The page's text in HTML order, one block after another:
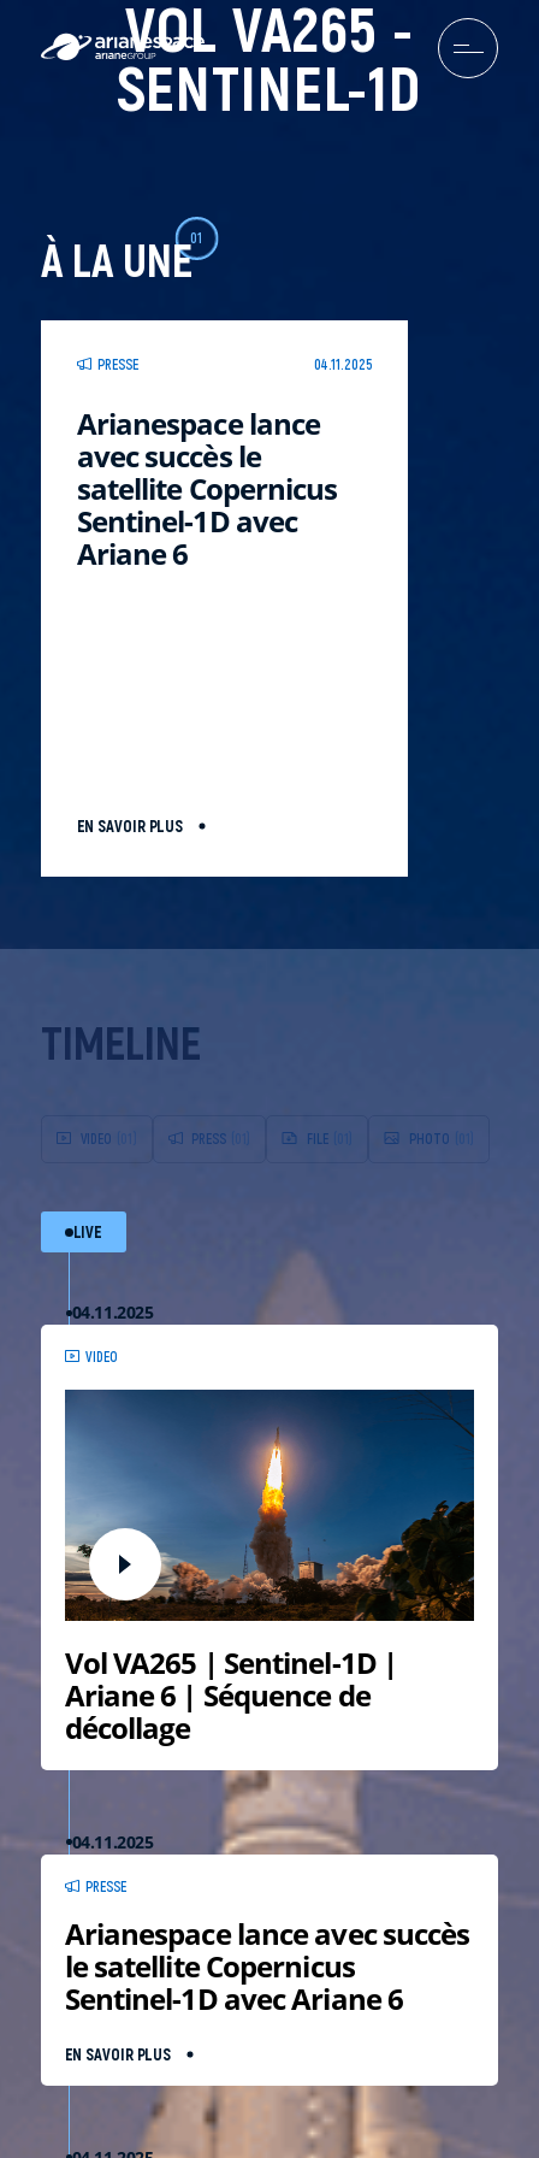
VOL VA265 -
SENTINEL-1D
À LA UNE01
PRESSE 04.11.2025
Arianespace lance
avec succès le
satellite Copernicus
Sentinel-1D avec
Ariane 6
EN SAVOIR PLUS
TIMELINE
VIDEO PRESS (01) FILE PHOTO (01)
LIVE
04.11.2025
VIDEO
Vol VA265 | Sentinel-1D |
Ariane 6 | Séquence de
décollage
04.11.2025
PRESSE
Arianespace lance avec succès
le satellite Copernicus
Sentinel-1D avec Ariane 6
EN SAVOIR PLUS